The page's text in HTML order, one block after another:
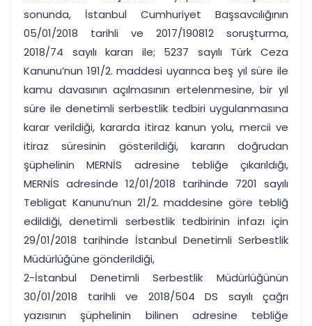
sonunda, İstanbul Cumhuriyet Başsavcılığının
05/01/2018 tarihli ve 2017/190812 soruşturma,
2018/74 sayılı kararı ile; 5237 sayılı Türk Ceza
Kanunu’nun 191/2. maddesi uyarınca beş yıl süre ile
kamu davasının açılmasının ertelenmesine, bir yıl
süre ile denetimli serbestlik tedbiri uygulanmasına
karar verildiği, kararda itiraz kanun yolu, mercii ve
itiraz süresinin gösterildiği, kararın doğrudan
şüphelinin MERNİS adresine tebliğe çıkarıldığı,
MERNİS adresinde 12/01/2018 tarihinde 7201 sayılı
Tebligat Kanunu’nun 21/2. maddesine göre tebliğ
edildiği, denetimli serbestlik tedbirinin infazı için
29/01/2018 tarihinde İstanbul Denetimli Serbestlik
Müdürlüğüne gönderildiği,
2-İstanbul Denetimli Serbestlik Müdürlüğünün
30/01/2018 tarihli ve 2018/504 DS sayılı çağrı
yazısının şüphelinin bilinen adresine tebliğe